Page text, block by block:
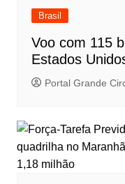
Brasil
Voo com 115
Estados
Portal Grande